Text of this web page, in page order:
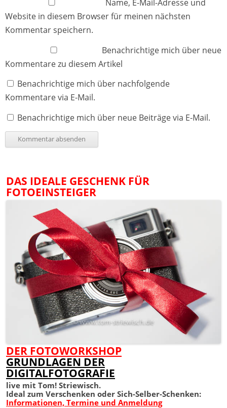
Name, E-Mail-Adresse und
Website in diesem Browser für meinen nächsten
Kommentar speichern.
Benachrichtige mich über neue
Kommentare zu diesem Artikel
Benachrichtige mich über nachfolgende
Kommentare via E-Mail.
Benachrichtige mich über neue Beiträge via E-Mail.
DAS IDEALE GESCHENK FÜR
FOTOEINSTEIGER
DER FOTOWORKSHOP
GRUNDLAGEN DER
DIGITALFOTOGRAFIE
live mit Tom! Striewisch.
Ideal zum Verschenken oder Sich-Selber-Schenken:
Informationen, Termine und Anmeldung